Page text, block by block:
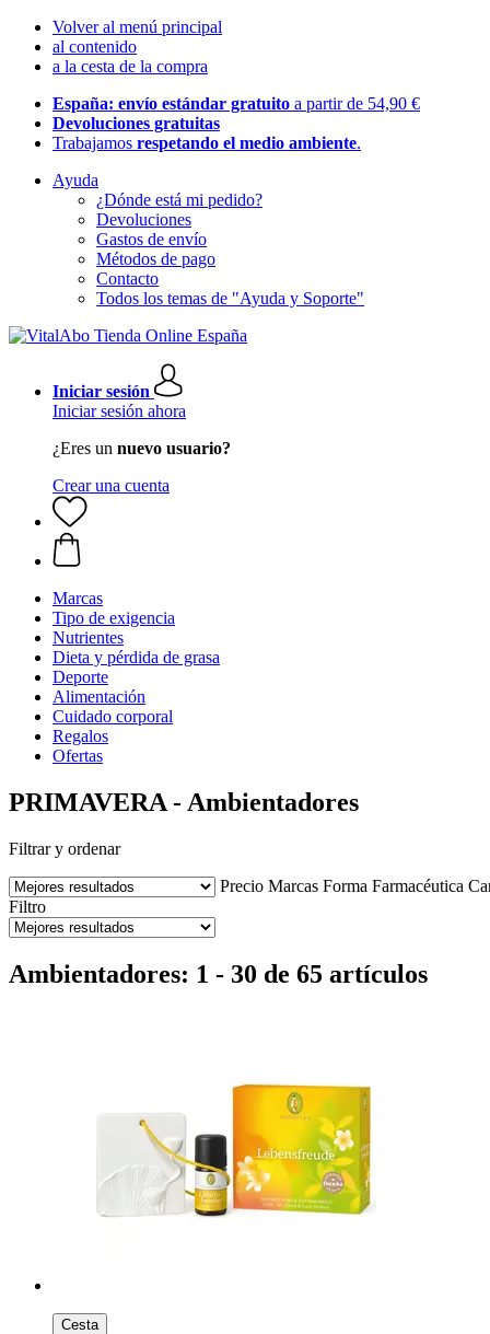
Volver al menú principal
al contenido
a la cesta de la compra
España: envío estándar gratuito a partir de 54,90 €
Devoluciones gratuitas
Trabajamos respetando el medio ambiente.
Ayuda
¿Dónde está mi pedido?
Devoluciones
Gastos de envío
Métodos de pago
Contacto
Todos los temas de "Ayuda y Soporte"
Iniciar sesión
Iniciar sesión ahora
¿Eres un nuevo usuario?
Crear una cuenta
Marcas
Tipo de exigencia
Nutrientes
Dieta y pérdida de grasa
Deporte
Alimentación
Cuidado corporal
Regalos
Ofertas
PRIMAVERA - Ambientadores
Filtrar y ordenar
Precio Marcas Forma Farmacéutica
Filtro
Ambientadores: 1 - 30 de 65 artículos
Cesta